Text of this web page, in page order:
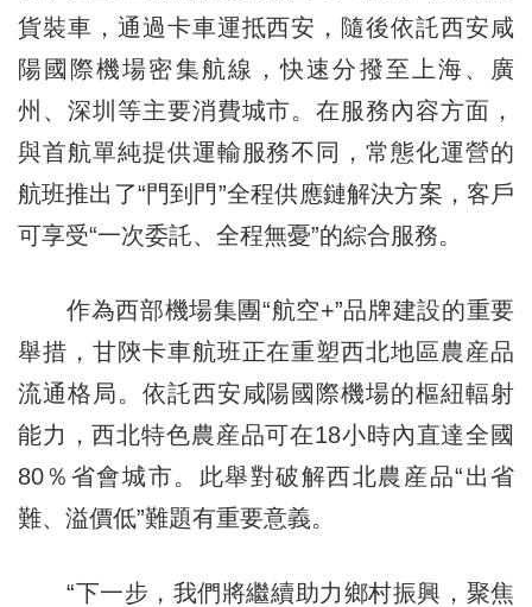
貨裝車，通過卡車運抵西安，隨後依託西安咸
陽國際機場密集航線，快速分撥至上海、廣
州、深圳等主要消費城市。在服務內容方面，
與首航單純提供運輸服務不同，常態化運營的
航班推出了“門到門”全程供應鏈解決方案，客戶
可享受“一次委託、全程無憂”的綜合服務。
作為西部機場集團“航空+”品牌建設的重要
舉措，甘陝卡車航班正在重塑西北地區農産品
流通格局。依託西安咸陽國際機場的樞紐輻射
能力，西北特色農産品可在18小時內直達全國
80％省會城市。此舉對破解西北農産品“出省
難、溢價低”難題有重要意義。
“下一步，我們將繼續助力鄉村振興，聚焦